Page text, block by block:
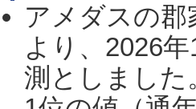
アメダスの
より、2026
測としました